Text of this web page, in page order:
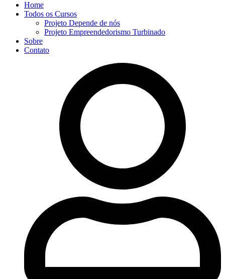
Home
Todos os Cursos
Projeto Depende de nós
Projeto Empreendedorismo Turbinado
Sobre
Contato